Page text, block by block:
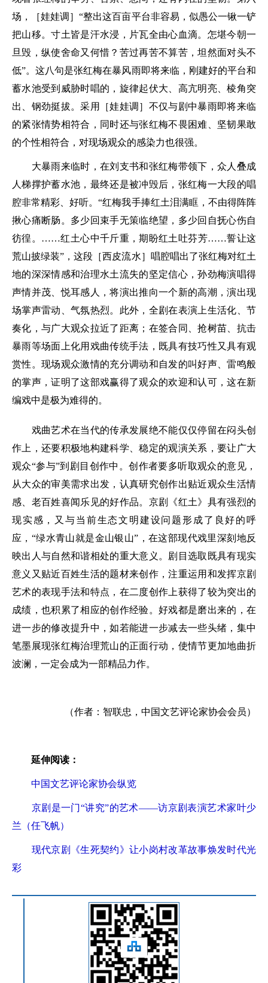
场，［娃娃调］“整出这百亩平台非容易，似愚公一锹一铲
把山移。寸土皆是汗水浸，片瓦全由心血滴。怎堪今朝一
旦毁，纵使舍命又何惜？苦过再苦不算苦，坦然面对头不
低”。这八句是张红梅在暴风雨即将来临，刚建好的平台和
蓄水池受到威胁时唱的，旋律起伏大、高亢明亮、棱角突
出、钢劲挺拔。采用［娃娃调］不仅与剧中暴雨即将来临
的紧张情势相符合，同时还与张红梅不畏困难、坚韧果敢
的个性相符合，对现场观众的感染力也很强。
大暴雨来临时，在刘支书和张红梅带领下，众人叠成
人梯撑护蓄水池，最终还是被冲毁后，张红梅一大段的唱
腔非常精彩、好听。“红梅我手捧红土泪满眶，不由得阵阵
揪心痛断肠。多少回束手无策临绝望，多少回自抚心伤自
彷徨。……红土心中千斤重，期盼红土吐芬芳……誓让这
荒山披绿装”，这段［西皮流水］唱腔唱出了张红梅对红土
地的深深情感和治理水土流失的坚定信心，孙劲梅演唱得
声情并茂、悦耳感人，将演出推向一个新的高潮，演出现
场掌声雷动、气氛热烈。此外，全剧在表演上生活化、节
奏化，与广大观众拉近了距离；在签合同、抢树苗、抗击
暴雨等场面上化用戏曲传统手法，既具有技巧性又具有观
赏性。现场观众激情的充分调动和自发的叫好声、雷鸣般
的掌声，证明了这部戏赢得了观众的欢迎和认可，这在新
编戏中是极为难得的。
戏曲艺术在当代的传承发展绝不能仅仅停留在闷头创
作上，还要积极地构建科学、稳定的观演关系，要让广大
观众“参与”到剧目创作中。创作者要多听取观众的意见，
从大众的审美需求出发，认真研究创作出贴近观众生活情
感、老百姓喜闻乐见的好作品。京剧《红土》具有强烈的
现实感，又与当前生态文明建设问题形成了良好的呼
应，“绿水青山就是金山银山”，在这部现代戏里深刻地反
映出人与自然和谐相处的重大意义。剧目选取既具有现实
意义又贴近百姓生活的题材来创作，注重运用和发挥京剧
艺术的表现手法和特点，在二度创作上获得了较为突出的
成绩，也积累了相应的创作经验。好戏都是磨出来的，在
进一步的修改提升中，如若能进一步减去一些头绪，集中
笔墨展现张红梅治理荒山的正面行动，使情节更加地曲折
波澜，一定会成为一部精品力作。
（作者：智联忠，中国文艺评论家协会会员）
延伸阅读：
中国文艺评论家协会纵览
京剧是一门“讲究”的艺术——访京剧表演艺术家叶少
兰（任飞帆）
现代京剧《生死契约》让小岗村改革故事焕发时代光
彩